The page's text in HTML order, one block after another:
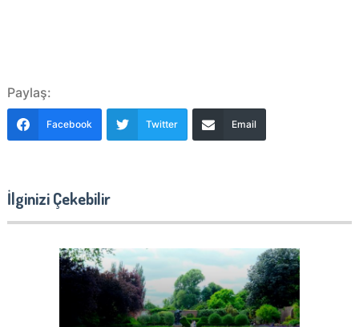
Paylaş:
Facebook Twitter Email
İlginizi Çekebilir